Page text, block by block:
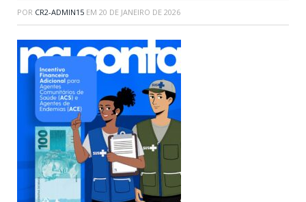
POR CR2-ADMIN15 EM 20 DE JANEIRO DE 2026